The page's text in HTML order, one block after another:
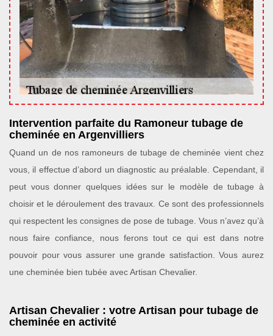
Intervention parfaite du Ramoneur tubage de
cheminée en Argenvilliers
Quand un de nos ramoneurs de tubage de cheminée vient chez
vous, il effectue d’abord un diagnostic au préalable. Cependant, il
peut vous donner quelques idées sur le modèle de tubage à
choisir et le déroulement des travaux. Ce sont des professionnels
qui respectent les consignes de pose de tubage. Vous n’avez qu’à
nous faire confiance, nous ferons tout ce qui est dans notre
pouvoir pour vous assurer une grande satisfaction. Vous aurez
une cheminée bien tubée avec Artisan Chevalier.
Artisan Chevalier : votre Artisan pour tubage de
cheminée en activité